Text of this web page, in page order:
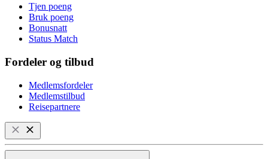
Tjen poeng
Bruk poeng
Bonusnatt
Status Match
Fordeler og tilbud
Medlemsfordeler
Medlemstilbud
Reisepartnere